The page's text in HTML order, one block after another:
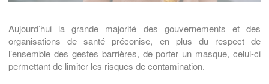
Aujourd’hui la grande majorité des gouvernements et des
organisations de santé préconise, en plus du respect de
l’ensemble des gestes barrières, de porter un masque, celui-ci
permettant de limiter les risques de contamination.